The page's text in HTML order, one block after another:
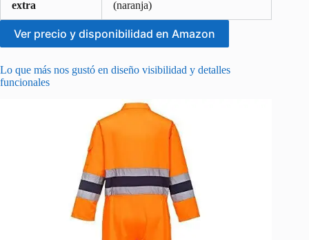
extra (naranja)
Ver precio y disponibilidad en Amazon
Lo que más nos gustó en diseño visibilidad y detalles
funcionales